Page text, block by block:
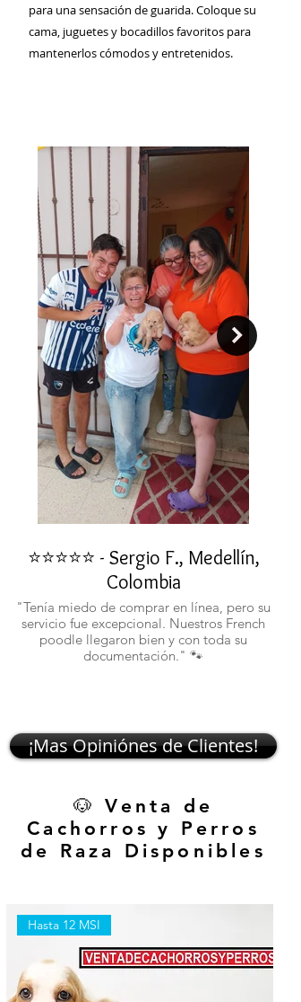
para una sensación de guarida. Coloque su
cama, juguetes y bocadillos favoritos para
mantenerlos cómodos y entretenidos.
⭐⭐⭐⭐⭐ - Sergio F., Medellín,
Colombia
"Tenía miedo de comprar en línea, pero su
servicio fue excepcional. Nuestros French
poodle llegaron bien y con toda su
documentación." 🐾
¡Mas Opiniónes de Clientes!
🐶 Venta de
Cachorros y Perros
de Raza Disponibles
Hasta 12 MSI